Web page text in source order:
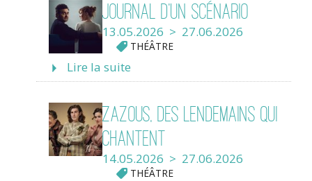
Journal d’un scénario
13.05.2026 > 27.06.2026
THÉÂTRE
Lire la suite
Zazous, des lendemains qui
chantent
14.05.2026 > 27.06.2026
THÉÂTRE